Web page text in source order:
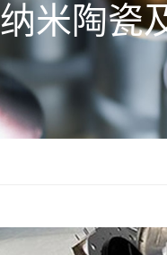
纳米陶瓷